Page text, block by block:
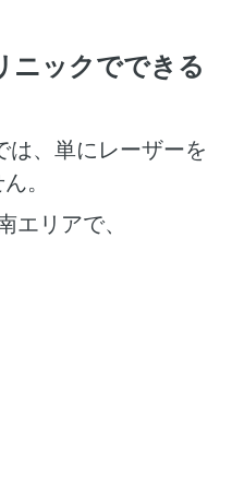
ニックでできる
は、単にレーザーを
。
リアで、